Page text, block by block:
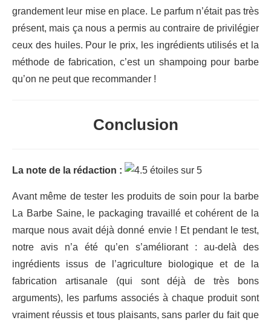
grandement leur mise en place. Le parfum n’était pas très
présent, mais ça nous a permis au contraire de privilégier
ceux des huiles. Pour le prix, les ingrédients utilisés et la
méthode de fabrication, c’est un shampoing pour barbe
qu’on ne peut que recommander !
Conclusion
La note de la rédaction :
Avant même de tester les produits de soin pour la barbe
La Barbe Saine, le packaging travaillé et cohérent de la
marque nous avait déjà donné envie ! Et pendant le test,
notre avis n’a été qu’en s’améliorant : au-delà des
ingrédients issus de l’agriculture biologique et de la
fabrication artisanale (qui sont déjà de très bons
arguments), les parfums associés à chaque produit sont
vraiment réussis et tous plaisants, sans parler du fait que